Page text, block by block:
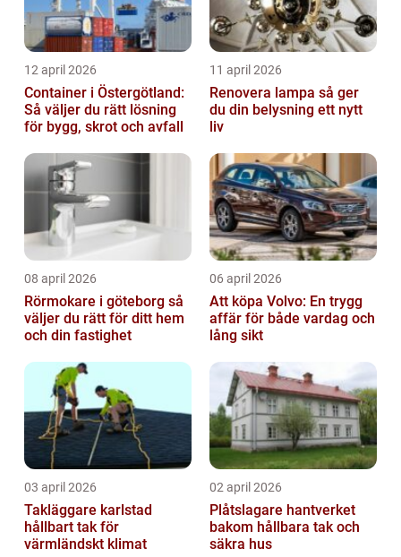
12 april 2026
Container i Östergötland:
Så väljer du rätt lösning
för bygg, skrot och avfall
11 april 2026
Renovera lampa så ger
du din belysning ett nytt
liv
08 april 2026
Rörmokare i göteborg så
väljer du rätt för ditt hem
och din fastighet
06 april 2026
Att köpa Volvo: En trygg
affär för både vardag och
lång sikt
03 april 2026
Takläggare karlstad
hållbart tak för
värmländskt klimat
02 april 2026
Plåtslagare hantverket
bakom hållbara tak och
säkra hus